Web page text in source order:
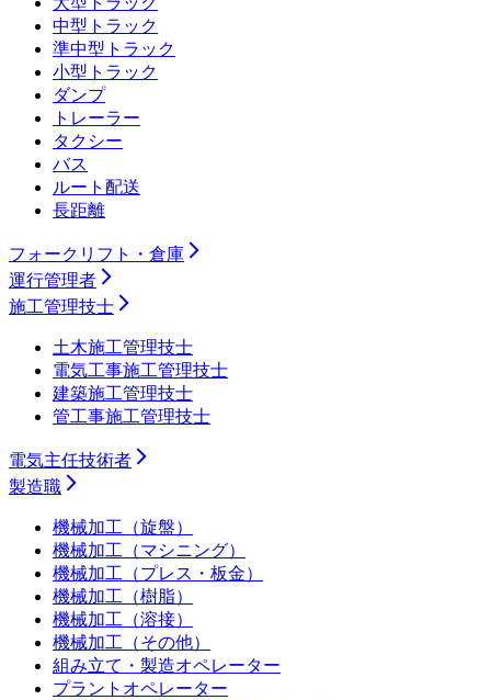
中型トラック
準中型トラック
小型トラック
ダンプ
トレーラー
タクシー
バス
ルート配送
長距離
フォークリフト・倉庫
運行管理者
施工管理技士
土木施工管理技士
電気工事施工管理技士
建築施工管理技士
管工事施工管理技士
電気主任技術者
製造職
機械加工（旋盤）
機械加工（マシニング）
機械加工（プレス・板金）
機械加工（樹脂）
機械加工（溶接）
機械加工（その他）
組み立て・製造オペレーター
プラントオペレーター